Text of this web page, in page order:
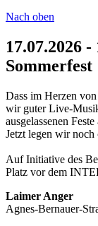
Nach oben
17.07.2026
Sommerfest
Dass im Herzen
wir guter Live-
ausgelassenen
Jetzt legen wir
Auf Initiative des
Platz vor dem
Laimer Anger
Agnes-Bernauer-